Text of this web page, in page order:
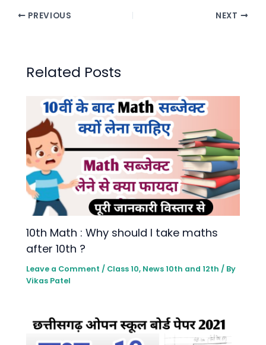
PREVIOUS NEXT
Related Posts
10th Math : Why should I take maths
after 10th ?
Leave a Comment / Class 10, News 10th and 12th / By
Vikas Patel